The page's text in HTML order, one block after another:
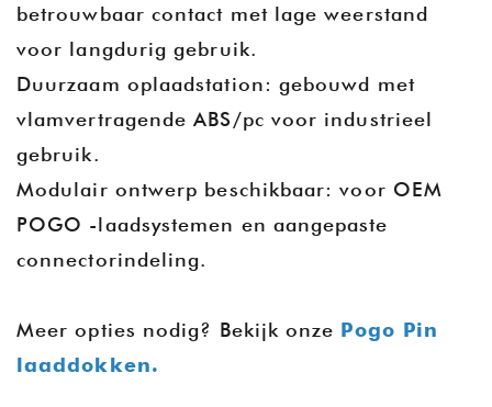
betrouwbaar contact met lage weerstand
voor langdurig gebruik.
Duurzaam oplaadstation: gebouwd met
vlamvertragende ABS/pc voor industrieel
gebruik.
Modulair ontwerp beschikbaar: voor OEM
POGO -laadsystemen en aangepaste
connectorindeling.
Meer opties nodig? Bekijk onze Pogo Pin
laaddokken.